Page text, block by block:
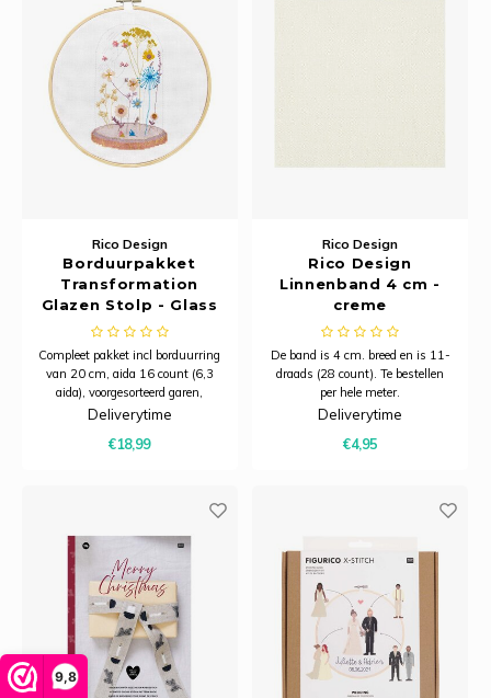
9,8
Rico Design
Borduurpakket
Transformation
Glazen Stolp - Glass
Bell
Compleet pakket incl borduurring
van 20 cm, aida 16 count (6,3
aida), voorgesorteerd garen,
naald, patroon en instructies.
Deliverytime
€18,99
Rico Design
Rico Design
Linnenband 4 cm -
creme
De band is 4 cm. breed en is 11-
draads (28 count). Te bestellen
per hele meter.
Deliverytime
€4,95